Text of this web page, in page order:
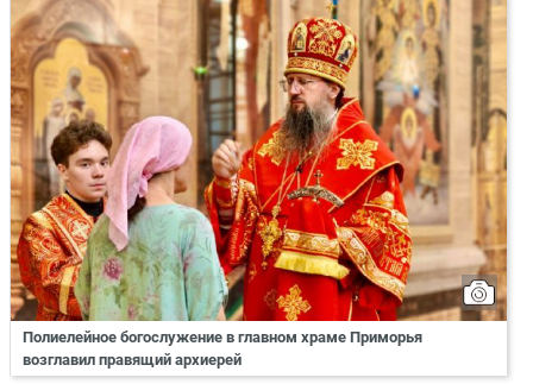
Полиелейное богослужение в главном храме Приморья
возглавил правящий архиерей